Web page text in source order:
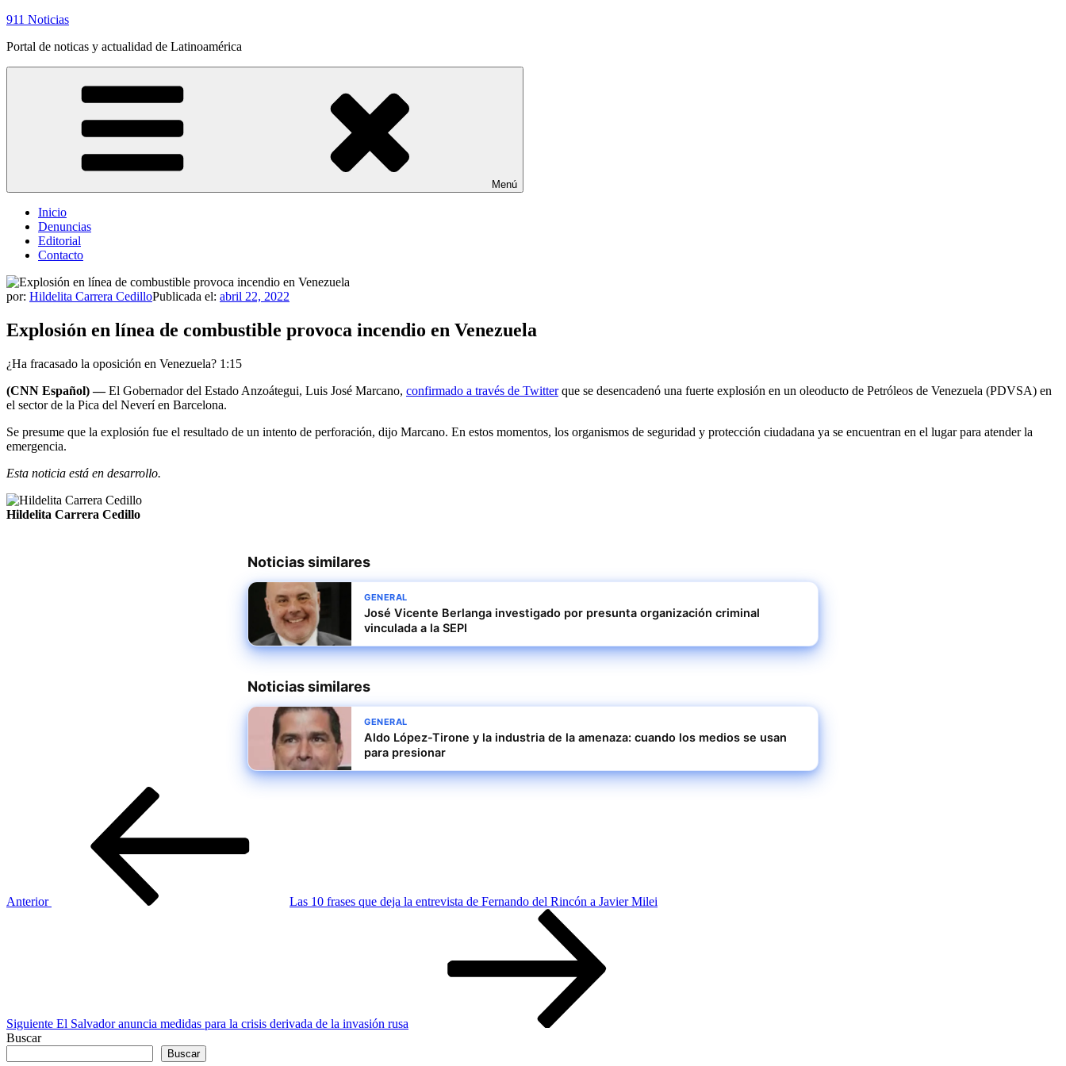
Saltar
contenido
911 Noticias
Portal de noticas y actualidad de Latinoamérica
Menú
Inicio
Denuncias
Editorial
Contacto
por: Hildelita Carrera CedilloPublicada el: abril 22, 2022
Explosión en línea de combustible provoca incendio en Venezuela
¿Ha fracasado la oposición en Venezuela? 1:15
(CNN Español) —El Gobernador del Estado Anzoátegui, Luis José Marcano, confirmado a través de Twitterque se desencadenó una fuerte explosión en un oleoducto de Petróleos de Venezuela (PDVSA) en
el sector de la Pica del Neverí en Barcelona.
Se presume que la explosión fue el resultado de un intento de perforación, dijo Marcano. En estos momentos, los organismos de seguridad y protección ciudadana ya se encuentran en el lugar para atender la
emergencia.
Esta noticia está en desarrollo.
Hildelita Carrera Cedillo
Noticias similares
GENERAL
José Vicente Berlanga investigado por presunta organización criminal
vinculada a la SEPI
Noticias similares
GENERAL
Aldo López-Tirone y la industria de la amenaza: cuando los medios se usan
para presionar
Anterior
Las 10 frases que deja la entrevista de Fernando del Rincón a Javier Milei
Siguiente El Salvador anuncia medidas para la crisis derivada de la invasión rusa
Buscar
Buscar